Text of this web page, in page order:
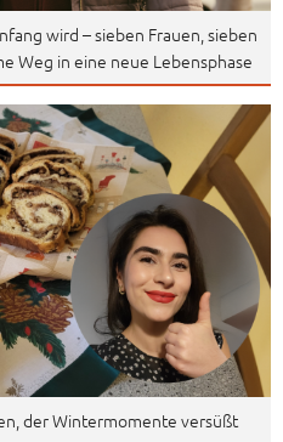
wird – sieben Frauen, sieben
Weg in eine neue Lebensphase
der Wintermomente versüßt